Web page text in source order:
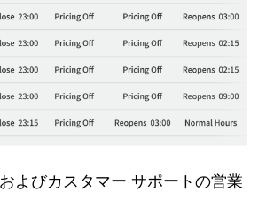
よびカスタマー サポートの営業